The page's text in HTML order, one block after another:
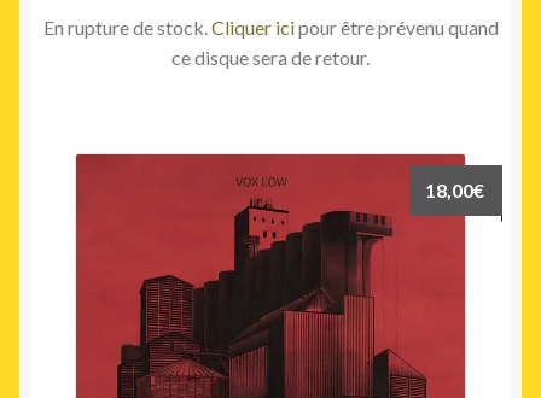
En rupture de stock. Cliquer icipour être prévenu quand
ce disque sera de retour.
18,00€